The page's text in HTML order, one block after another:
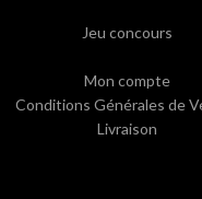
Jeu concours
Mon compte
Conditions Générales de
Livraison